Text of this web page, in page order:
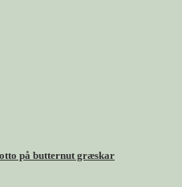
på butternut græskar